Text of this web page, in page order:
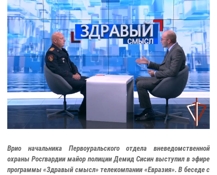
Врио начальника Первоуральского отдела вневедомственной
охраны Росгвардии майор полиции Демид Сисин выступил в эфире
программы «Здравый смысл» телекомпании «Евразия». В беседе с